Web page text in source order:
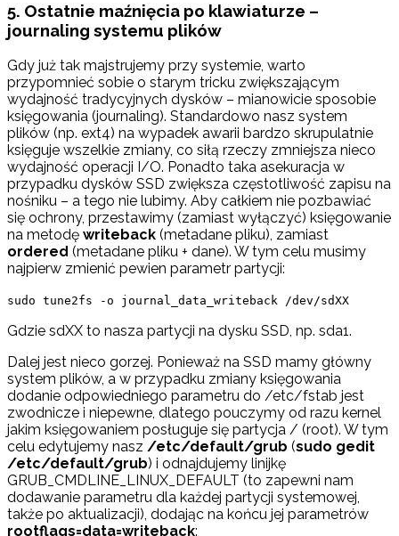
5. Ostatnie maźnięcia po klawiaturze –
journaling systemu plików
Gdy już tak majstrujemy przy systemie, warto
przypomnieć sobie o starym tricku zwiększającym
wydajność tradycyjnych dysków – mianowicie sposobie
księgowania (journaling). Standardowo nasz system
plików (np. ext4) na wypadek awarii bardzo skrupulatnie
księguje wszelkie zmiany, co siłą rzeczy zmniejsza nieco
wydajność operacji I/O. Ponadto taka asekuracja w
przypadku dysków SSD zwiększa częstotliwość zapisu na
nośniku – a tego nie lubimy. Aby całkiem nie pozbawiać
się ochrony, przestawimy (zamiast wyłączyć) księgowanie
na metodę writeback (metadane pliku), zamiast
ordered (metadane pliku + dane). W tym celu musimy
najpierw zmienić pewien parametr partycji:
sudo tune2fs -o journal_data_writeback /dev/sdXX
Gdzie sdXX to nasza partycji na dysku SSD, np. sda1.
Dalej jest nieco gorzej. Ponieważ na SSD mamy główny
system plików, a w przypadku zmiany księgowania
dodanie odpowiedniego parametru do /etc/fstab jest
zwodnicze i niepewne, dlatego pouczymy od razu kernel
jakim księgowaniem posługuje się partycja / (root). W tym
celu edytujemy nasz /etc/default/grub (sudo gedit
/etc/default/grub) i odnajdujemy linijkę
GRUB_CMDLINE_LINUX_DEFAULT (to zapewni nam
dodawanie parametru dla każdej partycji systemowej,
także po aktualizacji), dodając na końcu jej parametrów
rootflags=data=writeback: